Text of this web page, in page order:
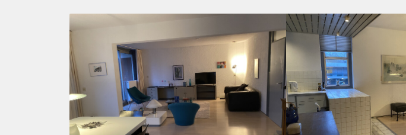
overzijde en op loopafstand van de Uiterwaarden. In slechts een paar minuten fietsen, of
genieten van een heerlijke wandel- of fietstocht over de dijk. Ook zijn restaurants en het
loopafstand bereikbaar. Parkeren kan op de parkeerplaats aan de voor- of zijkant van het
parkeervergunning van de gemeente.
Indeling
Begane grond
Centrale trap naar het appartementen complex en een lift.
Appartement
Entree, hal, toilet, toegang tot de ruime, lichte woonkamer met 2 schuifpuien naar een